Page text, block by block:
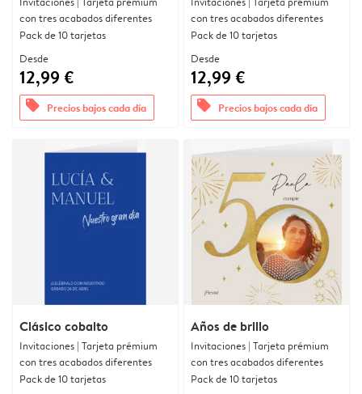
con tres acabados diferentes
Pack de 10 tarjetas
Desde
12,99 €
offers Precios bajos cada día
con tres acabados diferentes
Pack de 10 tarjetas
Desde
12,99 €
offers Precios bajos cada día
Clásico cobalto
Invitaciones | Tarjeta prémium
con tres acabados diferentes
Pack de 10 tarjetas
Años de brillo
Invitaciones | Tarjeta prémium
con tres acabados diferentes
Pack de 10 tarjetas